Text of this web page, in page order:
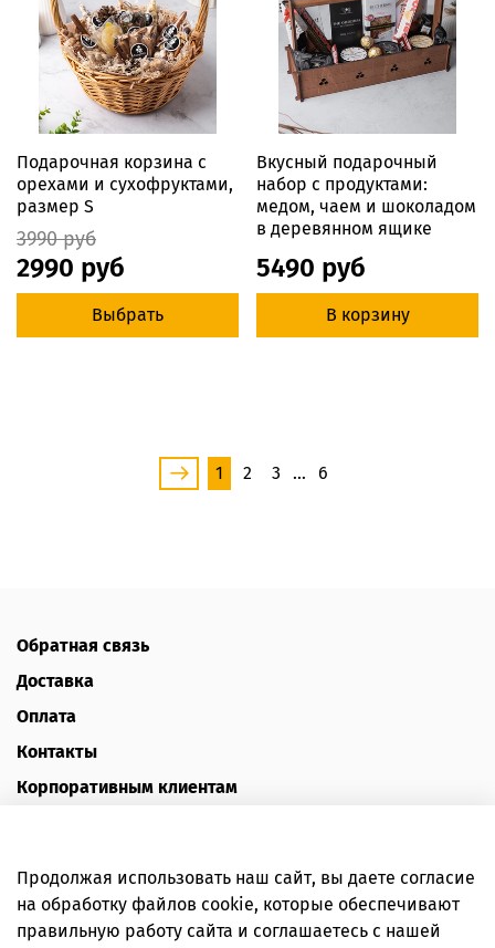
Подарочная корзина с
орехами и сухофруктами,
размер S
3990 руб
2990 руб
Выбрать
Вкусный подарочный
набор с продуктами:
медом, чаем и шоколадом
в деревянном ящике
5490 руб
В корзину
1 2 3 … 6
Обратная связь
Доставка
Оплата
Контакты
Корпоративным клиентам
Политика конфиденциальности
Публичная оферта
Продолжая использовать наш сайт, вы даете согласие
на обработку файлов cookie, которые обеспечивают
правильную работу сайта и соглашаетесь с нашей